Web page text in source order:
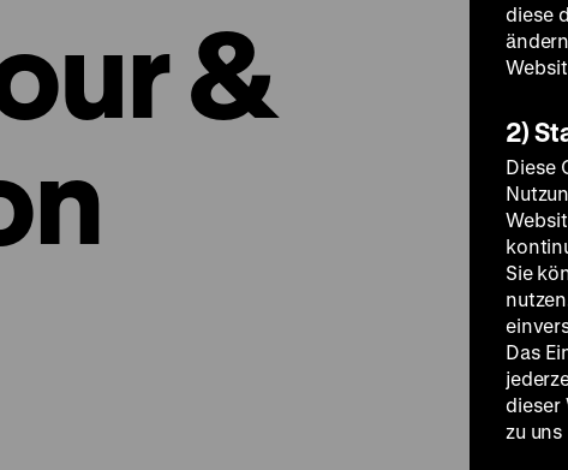
&
diese
2)
Diese
Sie
Das
dieser
zu uns